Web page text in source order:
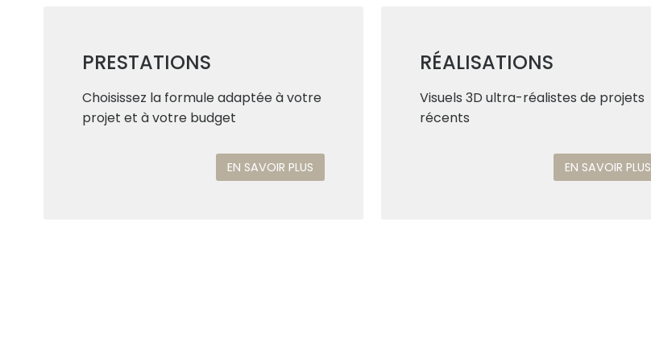
PRESTATIONS
Choisissez la formule adaptée à votre
projet et à votre budget
EN SAVOIR PLUS
RÉALISATIONS
Visuels 3D ultra-réalistes de projets
récents
EN SAVOIR PLUS